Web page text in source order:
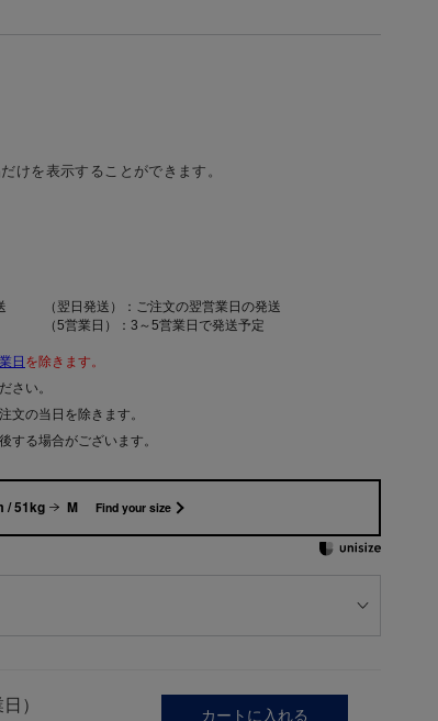
けを表示することができます。
（翌日発送）：ご注文の翌営業日の発送
（5営業日）：3～5営業日で発送予定
日 を除きます。
さい。
文の当日を除きます。
る場合がございます。
/ 51kg M Find your size
）
カートに入れる